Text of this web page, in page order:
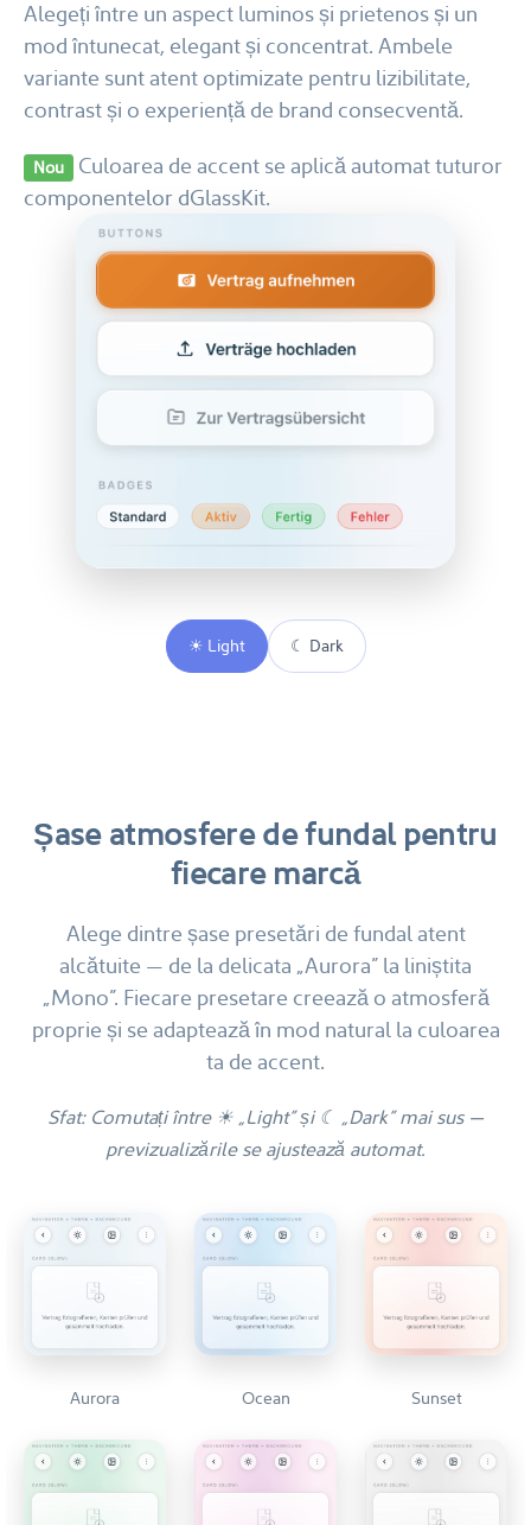
Alegeți între un aspect luminos și prietenos și un
mod întunecat, elegant și concentrat. Ambele
variante sunt atent optimizate pentru lizibilitate,
contrast și o experiență de brand consecventă.
Nou
Culoarea de accent se aplică automat tuturor
componentelor dGlassKit.
☀ Light ☾ Dark
Șase atmosfere de fundal pentru
fiecare marcă
Alege dintre șase presetări de fundal atent
alcătuite — de la delicata „Aurora” la liniștita
„Mono”. Fiecare presetare creează o atmosferă
proprie și se adaptează în mod natural la culoarea
ta de accent.
Sfat: Comutați între ☀ „Light” și ☾ „Dark” mai sus —
previzualizările se ajustează automat.
Aurora Ocean Sunset